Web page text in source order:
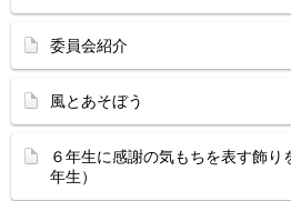
委員会紹介
風とあそぼう
６年生に感謝の気もちを表す飾り
年生）